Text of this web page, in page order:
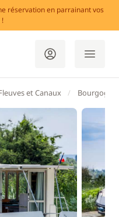
réservation en parrainant vos
et Canaux Bourgogne